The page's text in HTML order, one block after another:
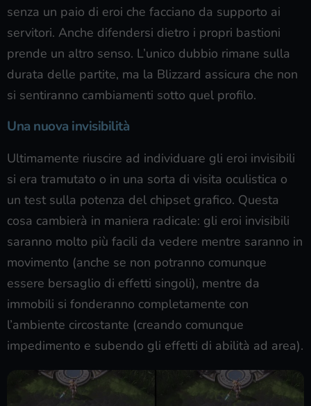
senza un paio di eroi che facciano da supporto ai
servitori. Anche difendersi dietro i propri bastioni
prende un altro senso. L’unico dubbio rimane sulla
durata delle partite, ma la Blizzard assicura che non
si sentiranno cambiamenti sotto quel profilo.
Una nuova invisibilità
Ultimamente riuscire ad individuare gli eroi invisibili
si era tramutato o in una sorta di visita oculistica o
un test sulla potenza del chipset grafico. Questa
cosa cambierà in maniera radicale: gli eroi invisibili
saranno molto più facili da vedere mentre saranno in
movimento (anche se non potranno comunque
essere bersaglio di effetti singoli), mentre da
immobili si fonderanno completamente con
l’ambiente circostante (creando comunque
impedimento e subendo gli effetti di abilità ad area).